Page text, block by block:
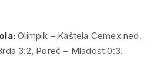
Olimpik – Kaštela Cemex ned.
3:2, Poreč – Mladost 0:3.